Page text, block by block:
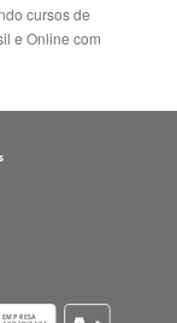
- São
cursos de